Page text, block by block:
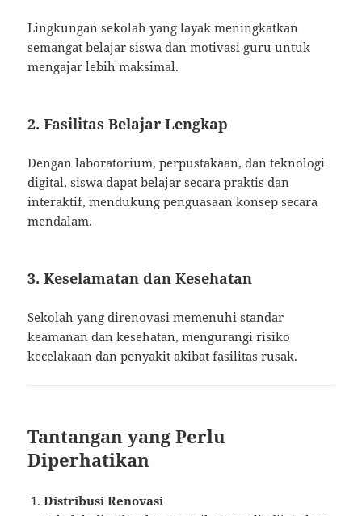
Lingkungan sekolah yang layak meningkatkan
semangat belajar siswa dan motivasi guru untuk
mengajar lebih maksimal.
2. Fasilitas Belajar Lengkap
Dengan laboratorium, perpustakaan, dan teknologi
digital, siswa dapat belajar secara praktis dan
interaktif, mendukung penguasaan konsep secara
mendalam.
3. Keselamatan dan Kesehatan
Sekolah yang direnovasi memenuhi standar
keamanan dan kesehatan, mengurangi risiko
kecelakaan dan penyakit akibat fasilitas rusak.
Tantangan yang Perlu
Diperhatikan
Distribusi Renovasi